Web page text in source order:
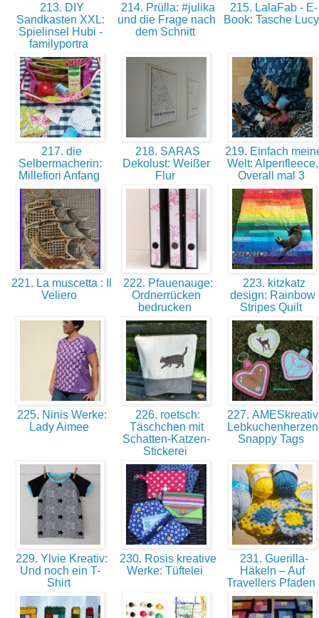
213. DIY
Sandkasten XXL:
Spielinsel Hubi -
familyportra
214. Prülla: #julika
und die Frage nach
dem Schnitt
215. LalaFab - E-
Book: Tasche
217. die
Selbermacherin:
Millefiori Anfang
218. SARAS
Dekolust: Weißer
Flur
219. Einfach
Welt: Alpenfleece,
Overall mal 3
221. La muscetta : Il
Veliero
222. Pfauenauge:
Ordnerrücken
bedrucken
223. kitzkatz
design: Rainbow
Stripes Quilt
225. Ninis Werke:
Lady Aimee
226. roetsch:
Täschchen mit
Schatten-Katzen-
Stickerei
227.
Lebkuchenherzen
Snappy Tags
229. Ylvie Kreativ:
Und noch ein T-
Shirt
230. Rosis kreative
Werke: Tüftelei
231. Guerilla-
Häkeln – Auf
Travellers Pfaden